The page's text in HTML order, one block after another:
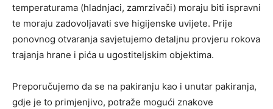
temperaturama (hladnjaci, zamrzivači) moraju biti ispravni
te moraju zadovoljavati sve higijenske uvijete. Prije
ponovnog otvaranja savjetujemo detaljnu provjeru rokova
trajanja hrane i pića u ugostiteljskim objektima.
Preporučujemo da se na pakiranju kao i unutar pakiranja,
gdje je to primjenjivo, potraže mogući znakove